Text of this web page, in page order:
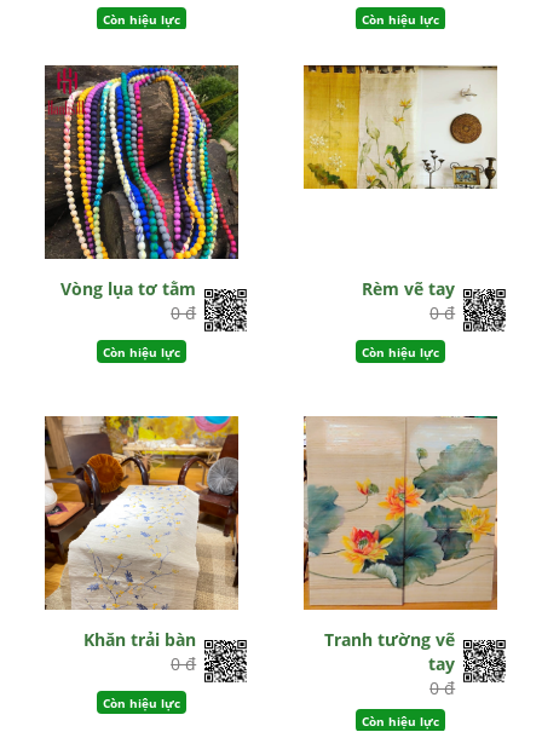
Còn hiệu lực Còn hiệu lực
Vòng lụa tơ tằm
0 đ
Còn hiệu lực
Rèm vẽ tay
0 đ
Còn hiệu lực
Khăn trải bàn
0 đ
Còn hiệu lực
Tranh tường vẽ
tay
0 đ
Còn hiệu lực